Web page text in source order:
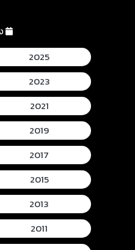
2025
2023
2021
2019
2017
2015
2013
2011